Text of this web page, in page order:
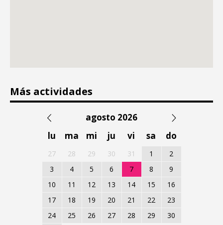
Más actividades
agosto 2026
lu
ma mi ju vi sa do
27 28 29 30 31 1
2
3
4 5 6 7 8
9
10
11 12 13 14 15
16
17
18 19 20 21 22
23
24
25 26 27 28 29
30